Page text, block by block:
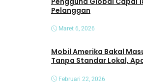
Pelanggan
Maret 6, 2026
Mobil Amerika Bakal
Tanpa Standar Lokal,
Februari 22, 2026